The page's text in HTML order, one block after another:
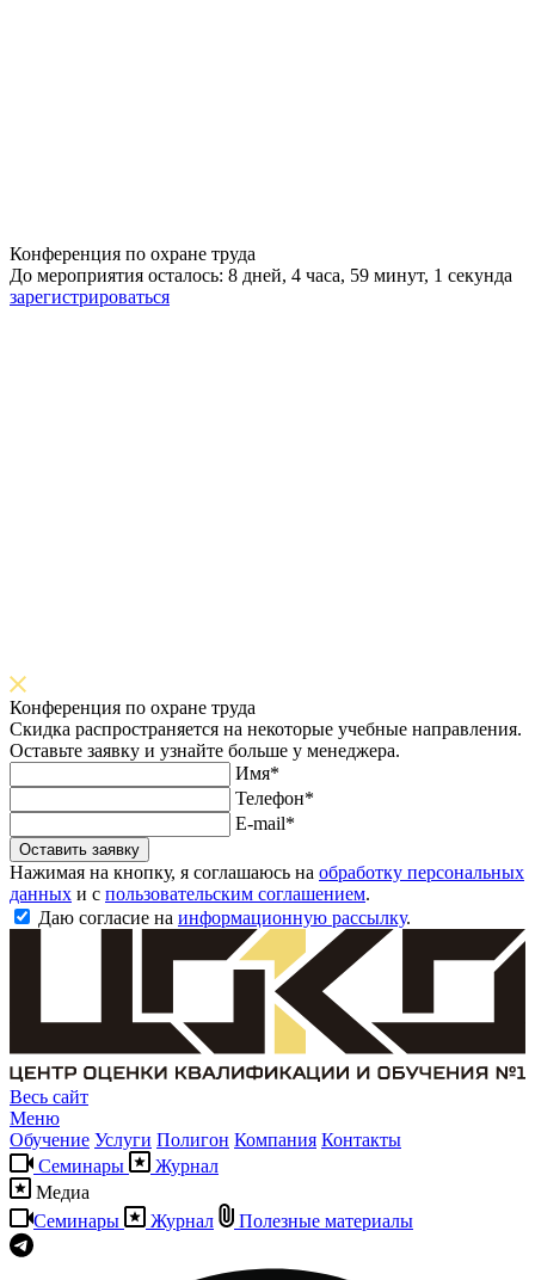
Конференция по охране труда
До мероприятия осталось: 8 дней, 4 часа, 59 минут, 0 секунд
зарегистрироваться
Конференция по охране труда
Скидка распространяется на некоторые учебные направления.
Оставьте заявку и узнайте больше у менеджера.
Имя*
Телефон*
E-mail*
Оставить заявку
Нажимая на кнопку, я соглашаюсь на обработку персональных
данных и с пользовательским соглашением.
Даю согласие на информационную рассылку.
Весь сайт
Меню
Обучение Услуги Полигон Компания Контакты
Семинары
Журнал
Медиа
Семинары
Журнал Полезные материалы